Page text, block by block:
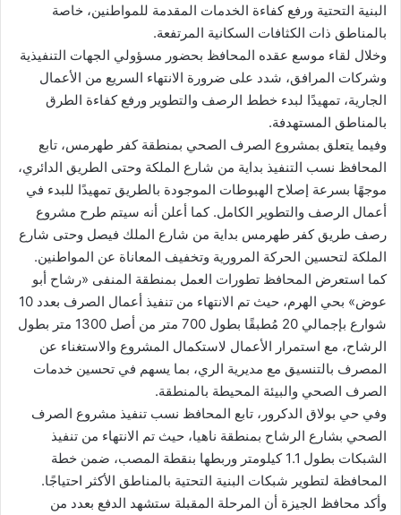
البنية التحتية ورفع كفاءة الخدمات المقدمة للمواطنين، خاصة
بالمناطق ذات الكثافات السكانية المرتفعة.
وخلال لقاء موسع عقده المحافظ بحضور مسؤولي الجهات التنفيذية
وشركات المرافق، شدد على ضرورة الانتهاء السريع من الأعمال
الجارية، تمهيدًا لبدء خطط الرصف والتطوير ورفع كفاءة الطرق
بالمناطق المستهدفة.
وفيما يتعلق بمشروع الصرف الصحي بمنطقة كفر طهرمس، تابع
المحافظ نسب التنفيذ بداية من شارع الملكة وحتى الطريق الدائري،
موجهًا بسرعة إصلاح الهبوطات الموجودة بالطريق تمهيدًا للبدء في
أعمال الرصف والتطوير الكامل. كما أعلن أنه سيتم طرح مشروع
رصف طريق كفر طهرمس بداية من شارع الملك فيصل وحتى شارع
الملكة لتحسين الحركة المرورية وتخفيف المعاناة عن المواطنين.
كما استعرض المحافظ تطورات العمل بمنطقة المنفى «رشاح أبو
عوض» بحي الهرم، حيث تم الانتهاء من تنفيذ أعمال الصرف بعدد 10
شوارع بإجمالي 20 مُطبقًا بطول 700 متر من أصل 1300 متر بطول
الرشاح، مع استمرار الأعمال لاستكمال المشروع والاستغناء عن
المصرف بالتنسيق مع مديرية الري، بما يسهم في تحسين خدمات
الصرف الصحي والبيئة المحيطة بالمنطقة.
وفي حي بولاق الدكرور، تابع المحافظ نسب تنفيذ مشروع الصرف
الصحي بشارع الرشاح بمنطقة ناهيا، حيث تم الانتهاء من تنفيذ
الشبكات بطول 1.1 كيلومتر وربطها بنقطة المصب، ضمن خطة
المحافظة لتطوير شبكات البنية التحتية بالمناطق الأكثر احتياجًا.
وأكد محافظ الجيزة أن المرحلة المقبلة ستشهد الدفع بعدد من